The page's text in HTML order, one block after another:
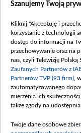
Szanujemy Twoją
Kliknij "Akceptuję i
korzystanie z technologii
dostęp do informacji na
przechowywanie oraz na
nas, czyli Telewizję Polską
Zaufanych Partnerów z
Partnerów TVP (93 firm) ,
zautomatyzowanego
mierzenia ich
także zgody na
Twoje dane osobowe